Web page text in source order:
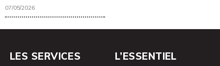
07/05/2026
LES SERVICES L’ESSENTIEL